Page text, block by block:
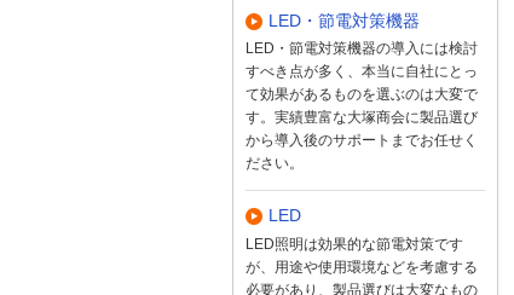
LED・節電対策機器
LED・節電対策機器の導入には検討
すべき点が多く、本当に自社にとっ
て効果があるものを選ぶのは大変で
す。実績豊富な大塚商会に製品選び
から導入後のサポートまでお任せく
ださい。
LED
LED照明は効果的な節電対策です
が、用途や使用環境などを考慮する
必要があり、製品選びは大変なもの